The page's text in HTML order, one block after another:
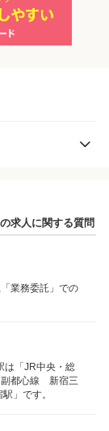
舗
【ポリッシ
求人に関する質問
業務委託」での
は「JR中央・総
都心線 新宿三
」です。